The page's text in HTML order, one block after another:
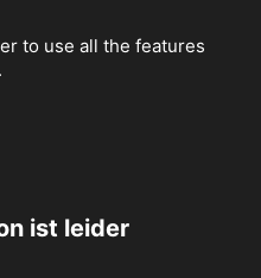
to use all the features
ist leider